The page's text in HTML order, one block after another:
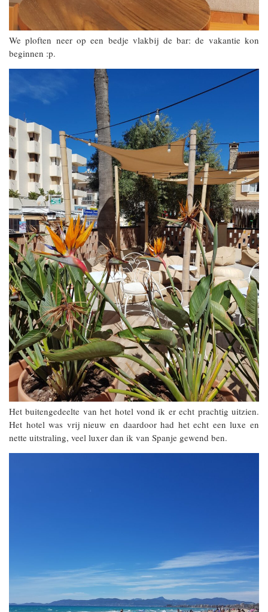
We ploften neer op een bedje vlakbij de bar: de vakantie kon
beginnen :p.
Het buitengedeelte van het hotel vond ik er echt prachtig uitzien.
Het hotel was vrij nieuw en daardoor had het echt een luxe en
nette uitstraling, veel luxer dan ik van Spanje gewend ben.